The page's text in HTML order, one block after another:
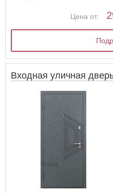
Цена от:
Входная уличная